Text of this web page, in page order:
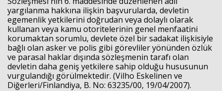
yargılanma hakkına ilişkin başvurularda, devletin
egemenlik yetkilerini doğrudan veya dolaylı olarak
kullanan veya kamu otoritelerinin genel menfaatini
korumaktan sorumlu, devlete özel bir sadakat ilişkisiyle
bağlı olan asker ve polis gibi görevliler yönünden özlük
ve parasal haklar dışında sözleşmenin tarafı olan
devletin daha geniş yetkilere sahip olduğu hususunun
vurgulandığı görülmektedir. (Vilho Eskelinen ve
Diğerleri/Finlandiya, B. No: 63235/00, 19/04/2007).